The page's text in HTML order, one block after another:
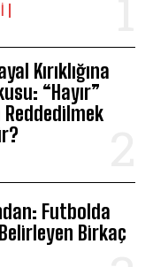
Kırıklığına
“Hayır”
Reddedilmek
Futbolda
Birkaç